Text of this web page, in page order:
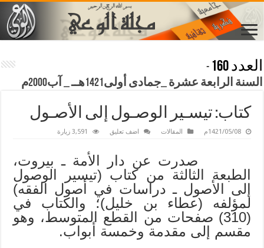
العدد 160
-
السنة الرابعة عشرة _جمادى أولى1421هــ _ آب2000م
كتاب: تيسـير الوصـول إلى الأصـول
1421/05/08م المقالات اضف تعليق 3,591 زيارة
صدرت عن دار الأمة ـ بيروت،
الطبعة الثالثة من كتاب (تيسير الوصول
إلى الأصول ـ دراسات في أصول الفقه)
لمؤلفه (عطاء بن خليل)؛ والكتاب في
(310) صفحات من القطع المتوسط، وهو
مقسم إلى مقدمة وخمسة أبواب.